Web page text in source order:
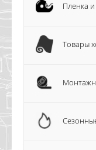
Пленка и
Товары